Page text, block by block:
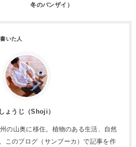
冬のバンザイ）
しょうじ（Shoji）
の山奥に移住。植物のある生活、自然
このブログ（サンブーカ）で記事を作